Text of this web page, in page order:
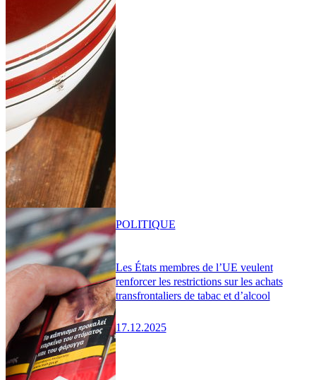
Les États membres de l’UE veulent
renforcer les restrictions sur les achats
transfrontaliers de tabac et d’alcool
17.12.2025
POLITIQUE